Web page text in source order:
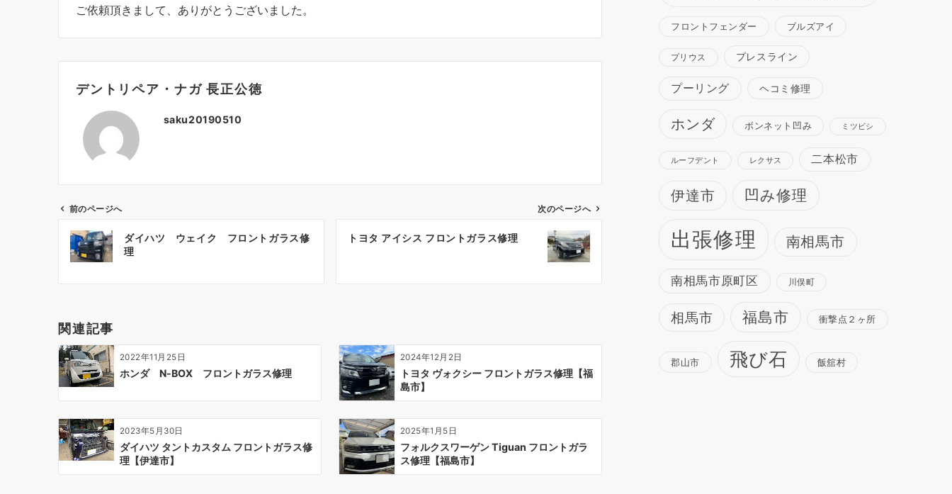
ご依頼頂きまして、ありがとうございました。
デントリペア・ナガ 長正公徳
saku20190510
ビ
シ
ョ
ン
前のページへ
ダイハツ ウェイク フロントガラス修
理
次のページへ
トヨタ アイシス フロントガラス修理
関連記事
2022年11月25日
ホンダ N-BOX フロントガラス修理
2024年12月2日
トヨタ ヴォクシー フロントガラス修理【福
島市】
2023年5月30日
ダイハツ タントカスタム フロントガラス修
理【伊達市】
2025年1月5日
フォルクスワーゲン Tiguan フロントガラ
ス修理【福島市】
フロントフェンダー ブルズアイ
プリウス プレスライン
プーリング ヘコミ修理
ホンダ ボンネット凹み ミツビシ
ルーフデント レクサス 二本松市
伊達市 凹み修理
出張修理 南相馬市
南相馬市原町区 川俣町
相馬市 福島市 衝撃点２ヶ所
郡山市 飛び石 飯舘村